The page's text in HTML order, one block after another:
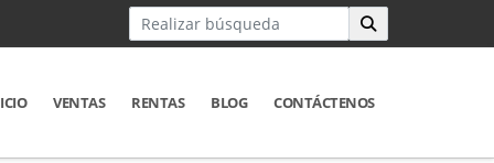
VENTAS RENTAS BLOG CONTÁCTENOS